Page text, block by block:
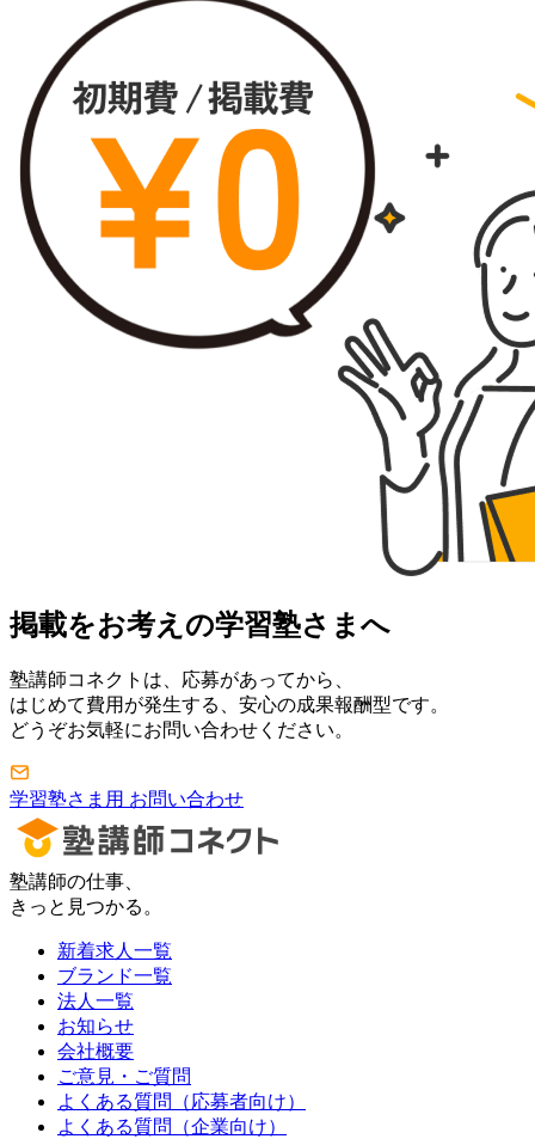
掲載をお考えの学習塾さまへ
塾講師コネクトは、応募があってから、
はじめて費用が発生する、安心の成果報酬型です。
どうぞお気軽にお問い合わせください。
学習塾さま用 お問い合わせ
塾講師の仕事、
きっと見つかる。
新着求人一覧
ブランド一覧
法人一覧
お知らせ
会社概要
ご意見・ご質問
よくある質問（応募者向け）
よくある質問（企業向け）